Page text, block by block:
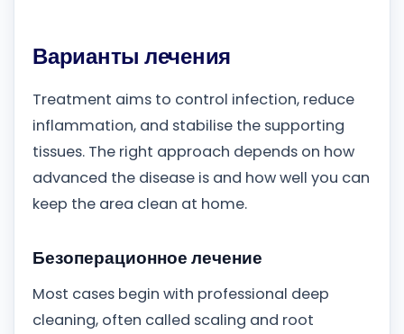
Варианты лечения
Treatment aims to control infection, reduce
inflammation, and stabilise the supporting
tissues. The right approach depends on how
advanced the disease is and how well you can
keep the area clean at home.
Безоперационное лечение
Most cases begin with professional deep
cleaning, often called scaling and root